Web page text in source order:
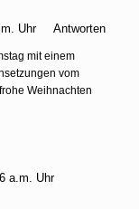
Uhr Antworten
mit einem
vom
Weihnachten
a.m. Uhr